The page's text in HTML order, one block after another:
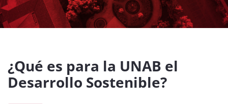
¿Qué es para la UNAB el
Desarrollo Sostenible?